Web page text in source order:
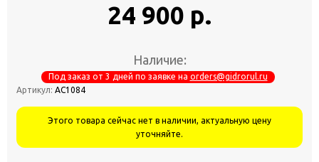
24 900 р.
Наличие:
Под заказ от 3 дней по заявке на orders@gidrorul.ru
Артикул: АС1084
Этого товара сейчас нет в наличии, актуальную цену
уточняйте.